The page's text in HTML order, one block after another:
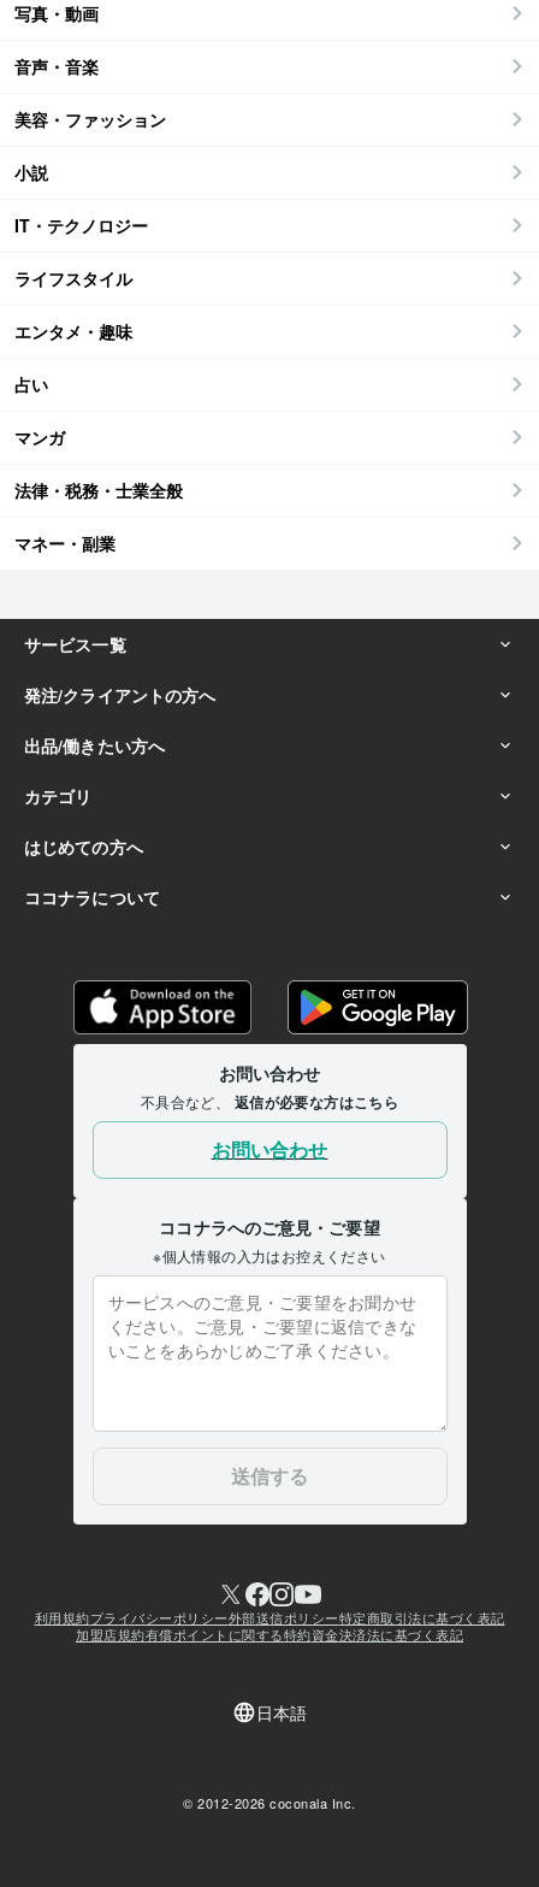
写真・動画
音声・音楽
美容・ファッション
小説
IT・テクノロジー
ライフスタイル
エンタメ・趣味
占い
マンガ
法律・税務・士業全般
マネー・副業